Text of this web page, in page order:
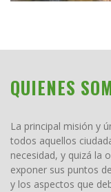
QUIENES
La principal misión y
todos aquellos
necesidad, y quizá la
exponer sus puntos
y los aspectos que